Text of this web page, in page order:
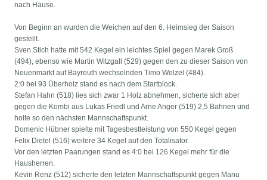
nach Hause.
Von Beginn an wurden die Weichen auf den 6. Heimsieg der Saison
gestellt.
Sven Stich hatte mit 542 Kegel ein leichtes Spiel gegen Marek Groß
(494), ebenso wie Martin Witzgall (529) gegen den zu dieser Saison von
Neuenmarkt auf Bayreuth wechselnden Timo Welzel (484).
2:0 bei 93 Überholz stand es nach dem Startblock.
Stefan Hahn (518) lies sich zwar 1 Holz abnehmen, sicherte sich aber
gegen die Kombi aus Lukas Friedl und Arne Anger (519) 2,5 Bahnen und
holte so den nächsten Mannschaftspunkt.
Domenic Hübner spielte mit Tagesbestleistung von 550 Kegel gegen
Felix Dietel (516) weitere 34 Kegel auf den Totalisator.
Vor den letzten Paarungen stand es 4:0 bei 126 Kegel mehr für die
Hausherren.
Kevin Renz (512) sicherte den letzten Mannschaftspunkt gegen Manu